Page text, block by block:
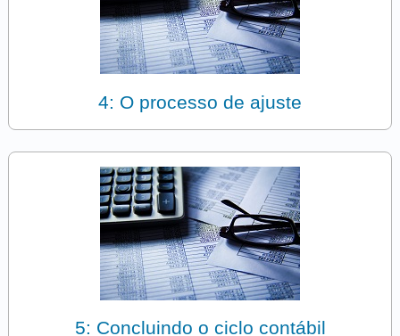
4: O processo de ajuste
5: Concluindo o ciclo contábil